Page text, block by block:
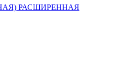
РАСШИРЕННАЯ